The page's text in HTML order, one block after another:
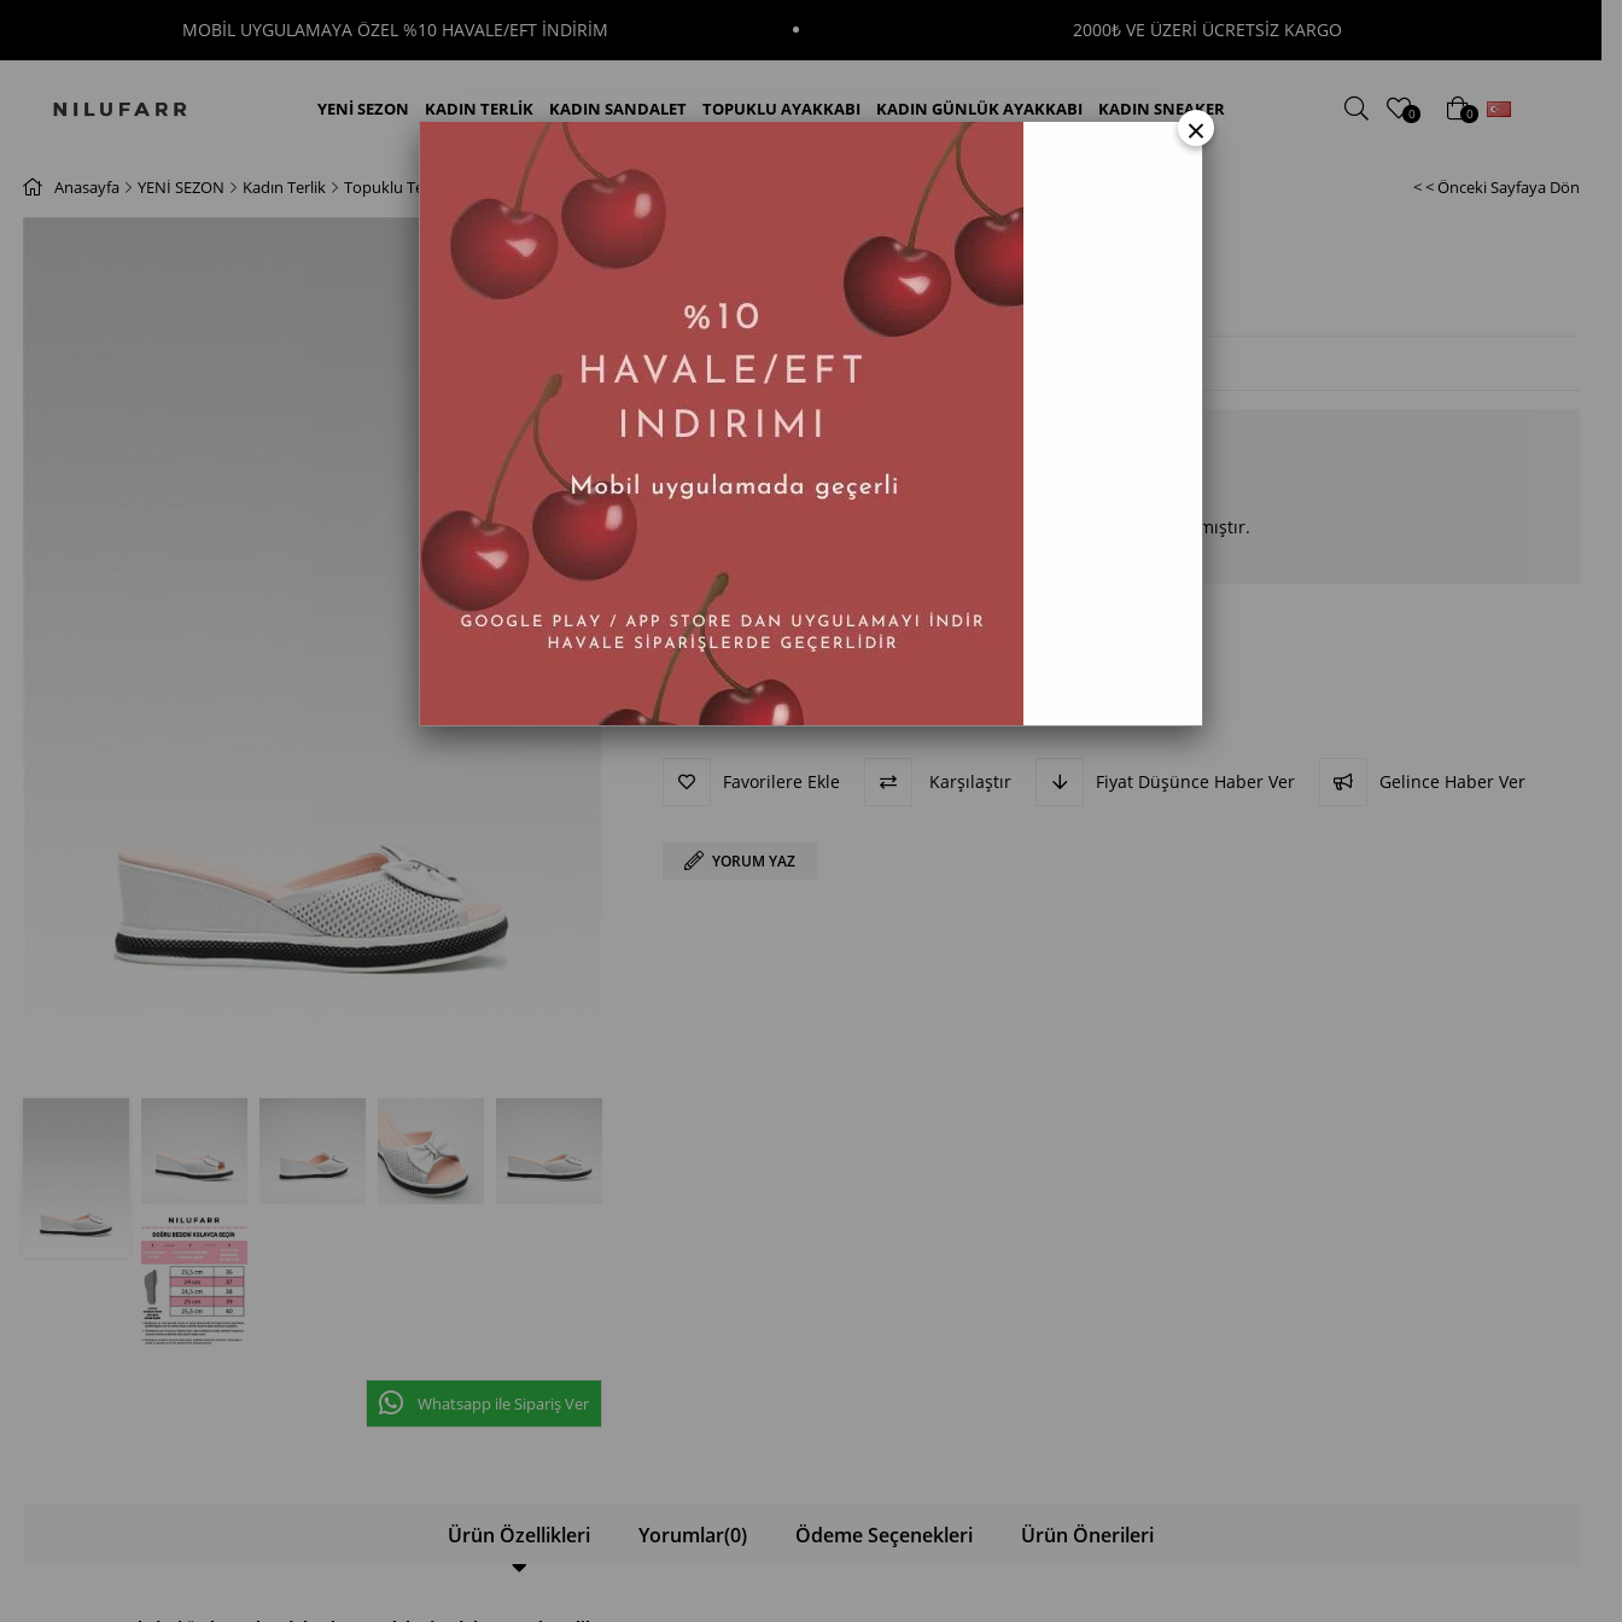
MOBİL UYGULAMAYA ÖZEL %10 HAVALE/EFT İNDİRİM 2000₺ VE ÜZERİ ÜCRETSİZ KARGO
YENİ SEZON KADIN TERLİK KADIN SANDALET TOPUKLU AYAKKABI KADIN GÜNLÜK AYAKKABI KADIN SNEAKER
KADIN BOT
0 0
Anasayfa YENİ SEZON Kadın Terlik Topuklu Terlik Lace Beyaz Hakiki Deri Dolgu Topuk Kadın Terlik < < Önceki Sayfaya Dön
Whatsapp ile Sipariş Ver
Lace Beyaz Hakiki Deri Dolgu Topuk Kadın Terlik
Tahmini Teslim Süresi : 2 İş Günü
$20.54
Ürün stoklarımızda kalmamıştır.
BEDEN
37
Favorilere Ekle Karşılaştır Fiyat Düşünce Haber Ver Gelince Haber Ver
YORUM YAZ
Ürün Özellikleri Yorumlar(0) Ödeme Seçenekleri Ürün Önerileri
×